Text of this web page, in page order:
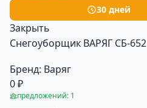
30 дней
Закрыть
Снегоуборщик ВАРЯГ СБ-652
Бренд: Варяг
0 ₽
предложений: 1